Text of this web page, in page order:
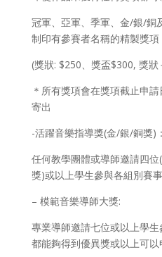
冠軍、亞軍、季軍、金/銀/銅
制印有參賽者名稱的精製獎項
(獎狀: $250、獎盃$300, 獎
＊所有獎項會在獎項截止申
寄出
-活躍音樂指導獎(金/銀/銅獎)：
任何教學團體或導師邀請四
獎)或以上學生參與各組別賽
– 模範音樂導師大獎:
專業導師邀請七位或以上學
都能夠得到優異獎或以上可